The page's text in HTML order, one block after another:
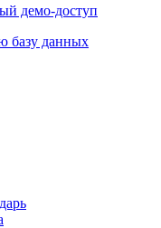
демо-доступ
базу данных